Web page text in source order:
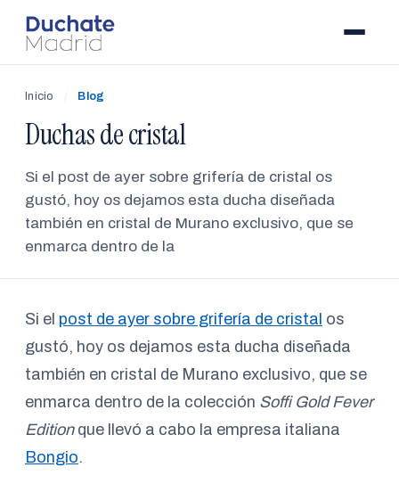
Inicio / Blog
Duchas de cristal
Si el post de ayer sobre grifería de cristal os
gustó, hoy os dejamos esta ducha diseñada
también en cristal de Murano exclusivo, que se
enmarca dentro de la
Si el post de ayer sobre grifería de cristal os
gustó, hoy os dejamos esta ducha diseñada
también en cristal de Murano exclusivo, que se
enmarca dentro de la colección Soffi Gold Fever
Editionque llevó a cabo la empresa italiana
Bongio.